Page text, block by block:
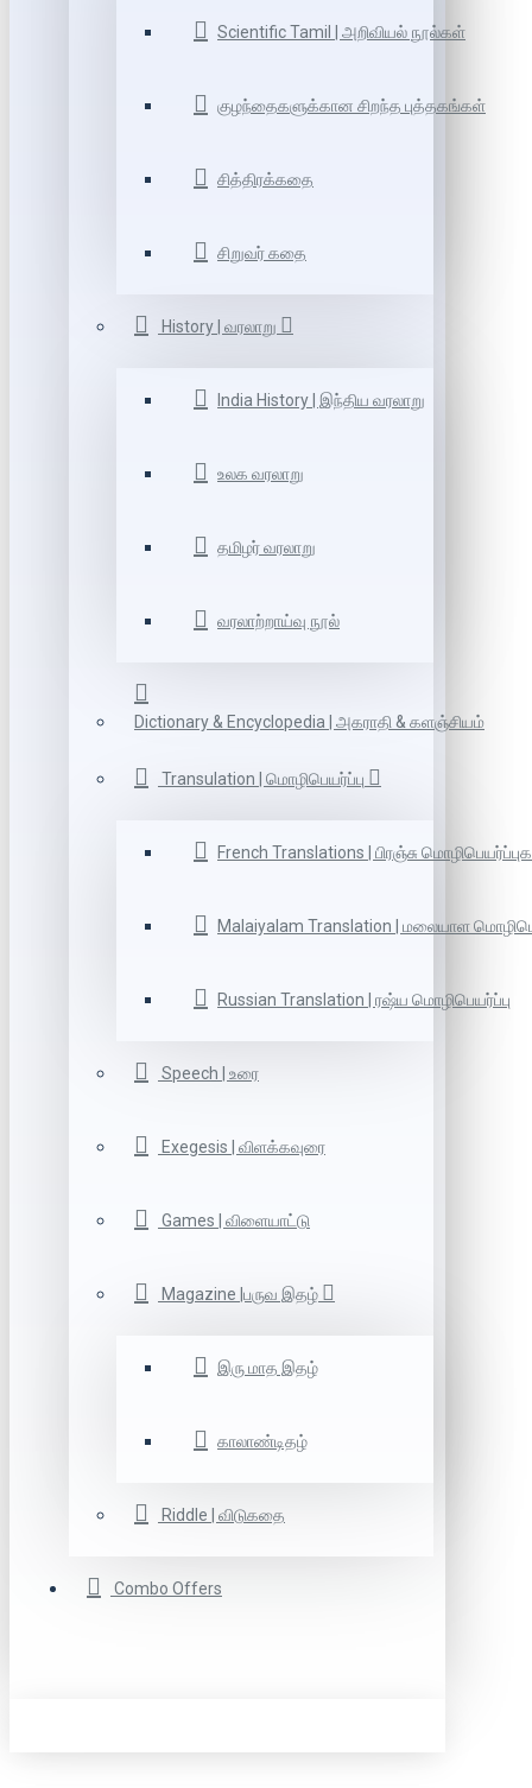
Scientific Tamil | அறிவியல் நூல்கள்
குழந்தைகளுக்கான சிறந்த புத்தகங்கள்
சித்திரக்கதை
சிறுவர் கதை
History | வரலாறு
India History | இந்திய வரலாறு
உலக வரலாறு
தமிழர் வரலாறு
வரலாற்றாய்வு நூல்
Dictionary & Encyclopedia | அகராதி & களஞ்சியம்
Transulation | மொழிபெயர்ப்பு
French Translations | பிரஞ்சு
Malaiyalam Translation | மலையாள
Russian Translation | ரஷ்ய மொழிபெயர்ப்பு
Speech | உரை
Exegesis | விளக்கவுரை
Games | விளையாட்டு
Magazine |பருவ இதழ்
இரு மாத இதழ்
காலாண்டிதழ்
Riddle | விடுகதை
Combo Offers